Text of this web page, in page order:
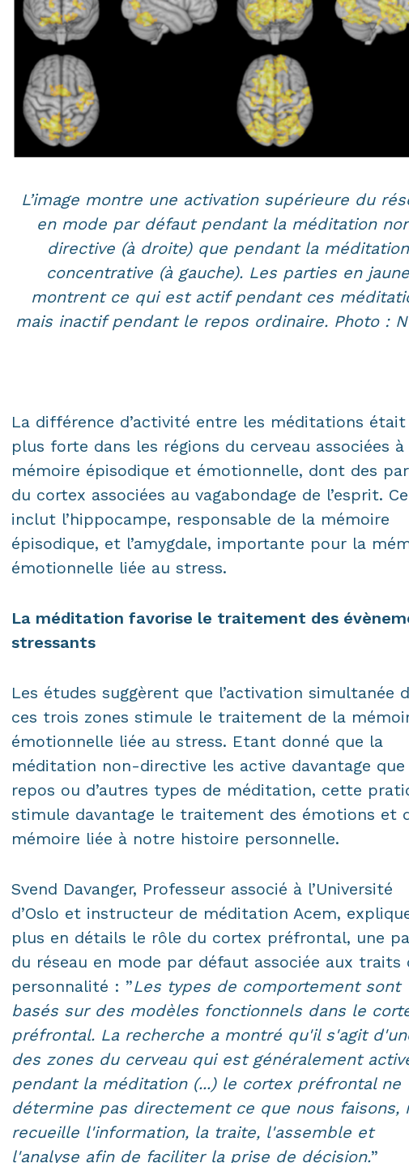
L’image montre une activation supérieure du
en mode par défaut pendant la méditation
directive (à droite) que pendant la méditation
concentrative (à gauche). Les parties en jaune
montrent ce qui est actif pendant ces
mais inactif pendant le repos ordinaire. Photo :
La différence d’activité entre les méditations
plus forte dans les régions du cerveau associées à
mémoire épisodique et émotionnelle, dont des
du cortex associées au vagabondage de l’esprit.
inclut l’hippocampe, responsable de la mémoire
épisodique, et l’amygdale, importante pour la
émotionnelle liée au stress.
La méditation favorise le traitement des
stressants
Les études suggèrent que l’activation simultanée
ces trois zones stimule le traitement de la
émotionnelle liée au stress. Etant donné que la
méditation non-directive les active davantage que
repos ou d’autres types de méditation, cette
stimule davantage le traitement des émotions et
mémoire liée à notre histoire personnelle.
Svend Davanger, Professeur associé à l’Université
d’Oslo et instructeur de méditation Acem,
plus en détails le rôle du cortex préfrontal, une
du réseau en mode par défaut associée aux traits
personnalité : ”Les types de comportement sont
basés sur des modèles fonctionnels dans le
préfrontal. La recherche a montré qu'il s'agit
des zones du cerveau qui est généralement
pendant la méditation (...) le cortex préfrontal ne
détermine pas directement ce que nous faisons,
recueille l'information, la traite, l'assemble et
l'analyse afin de faciliter la prise de décision.”